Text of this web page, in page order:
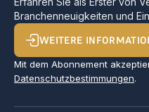
Branchenneuigkeiten und
WEITERE
Mit dem Abonnement
Datenschutzbestimmungen.